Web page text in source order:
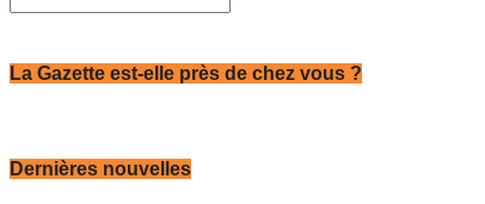
La Gazette est-elle près de chez vous ?
Dernières nouvelles